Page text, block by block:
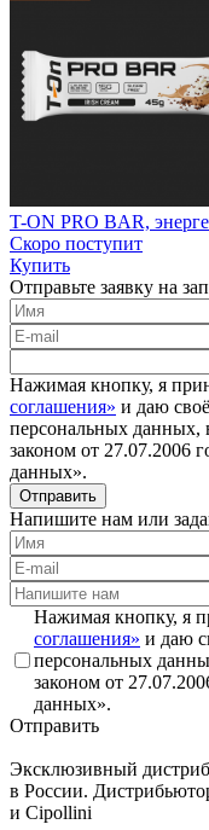
T-ON PRO BAR,
Скоро поступит
Купить
Отправьте заявку на
Нажимая кнопку, я
соглашения» и даю
персональных данных,
законом от 27.07.2006
данных».
Отправить
Напишите нам или
Нажимая кнопку, я
соглашения» и даю
персональных
законом от
данных».
Отправить
Эксклюзивный
в России.
и Cipollini